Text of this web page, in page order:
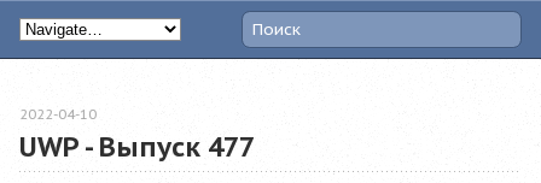
UWP - Выпуск 477
2022-04-10